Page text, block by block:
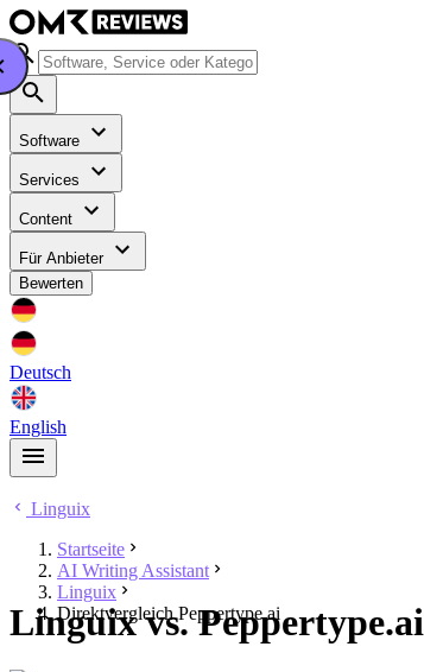
Software
Services
Content
Für Anbieter
Bewerten
Deutsch
English
Linguix
Startseite
AI Writing Assistant
Linguix
Direktvergleich Peppertype.ai
Linguix vs. Peppertype.ai